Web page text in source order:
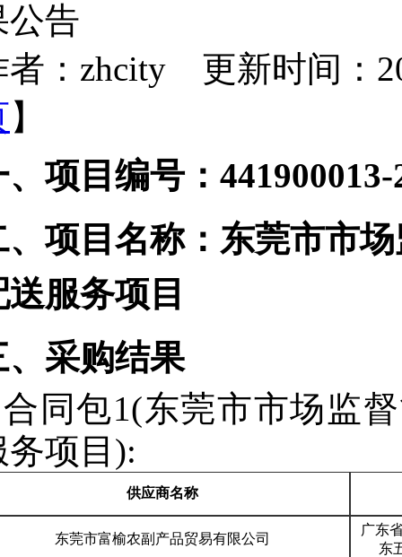
公告
者：zhcity 更新时间：
】
、项目编号：441900013-
、项目名称：东莞市市
送服务项目
、采购结果
合同包1(东莞市市场监
务项目):
供应商名称
东莞市富榆农副产品贸易有限公司
广东
东